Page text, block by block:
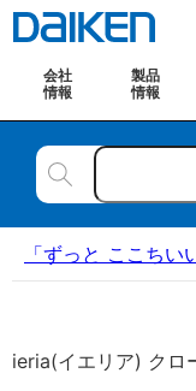
会社
情報
製品
情報
「ずっと ここち
ieria(イエリア) クロ